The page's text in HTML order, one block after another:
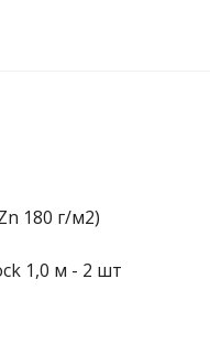
180 г/м2)
1,0 м - 2 шт